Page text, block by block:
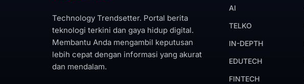
Technology Trendsetter. Portal berita
teknologi terkini dan gaya hidup digital.
Membantu Anda mengambil keputusan
lebih cepat dengan informasi yang akurat
dan mendalam.
AI
TELKO
IN-DEPTH
EDUTECH
FINTECH